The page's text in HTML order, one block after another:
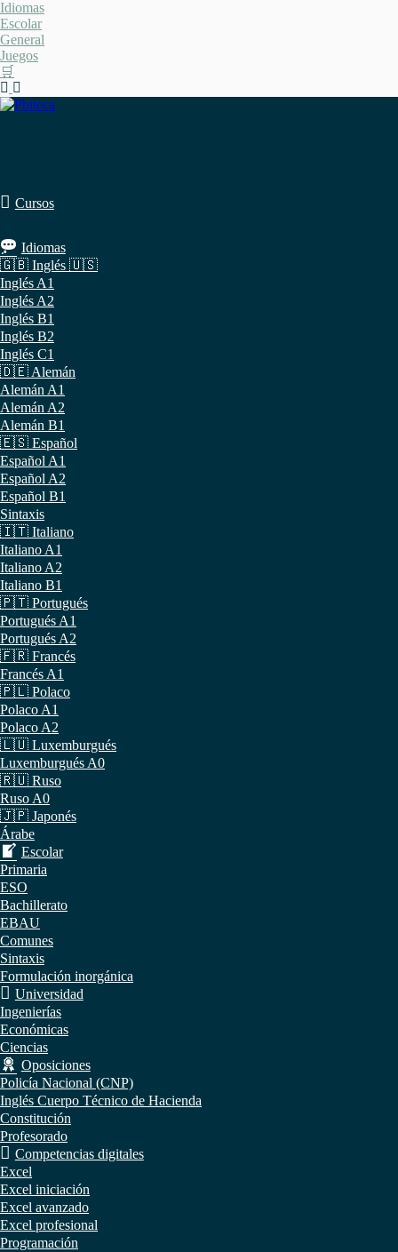
Saltar
al
contenido
Idiomas
Escolar
General
Juegos
🛒
Cursos
Idiomas
🇬🇧 Inglés 🇺🇸
Inglés A1
Inglés A2
Inglés B1
Inglés B2
Inglés C1
🇩🇪 Alemán
Alemán A1
Alemán A2
Alemán B1
🇪🇸 Español
Español A1
Español A2
Español B1
Sintaxis
🇮🇹 Italiano
Italiano A1
Italiano A2
Italiano B1
🇵🇹 Portugués
Portugués A1
Portugués A2
🇫🇷 Francés
Francés A1
🇵🇱 Polaco
Polaco A1
Polaco A2
🇱🇺 Luxemburgués
Luxemburgués A0
🇷🇺 Ruso
Ruso A0
🇯🇵 Japonés
Árabe
Escolar
Primaria
ESO
Bachillerato
EBAU
Comunes
Sintaxis
Formulación inorgánica
Universidad
Ingenierías
Económicas
Ciencias
Oposiciones
Policía Nacional (CNP)
Inglés Cuerpo Técnico de Hacienda
Constitución
Profesorado
Competencias digitales
Excel
Excel iniciación
Excel avanzado
Excel profesional
Programación